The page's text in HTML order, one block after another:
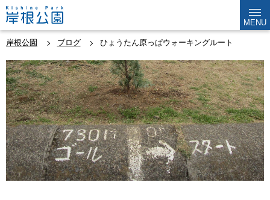
MENU
岸根公園 ブログ ひょうたん原っぱウォーキングルート